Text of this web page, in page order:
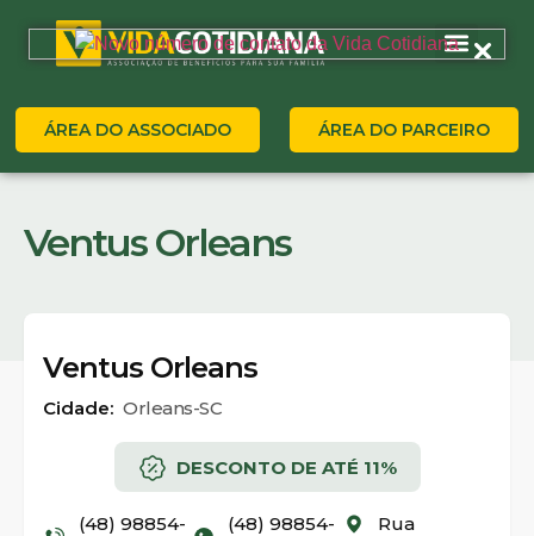
ÁREA DO ASSOCIADO ÁREA DO PARCEIRO
Ventus Orleans
Ventus Orleans
Cidade: Orleans-SC
DESCONTO DE ATÉ 11%
(48) 98854-
(48) 98854-
Rua